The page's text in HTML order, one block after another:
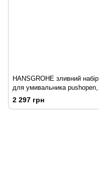
HANSGROHE зливний набір
для умивальника pushopen,
1¼’
2 297 грн